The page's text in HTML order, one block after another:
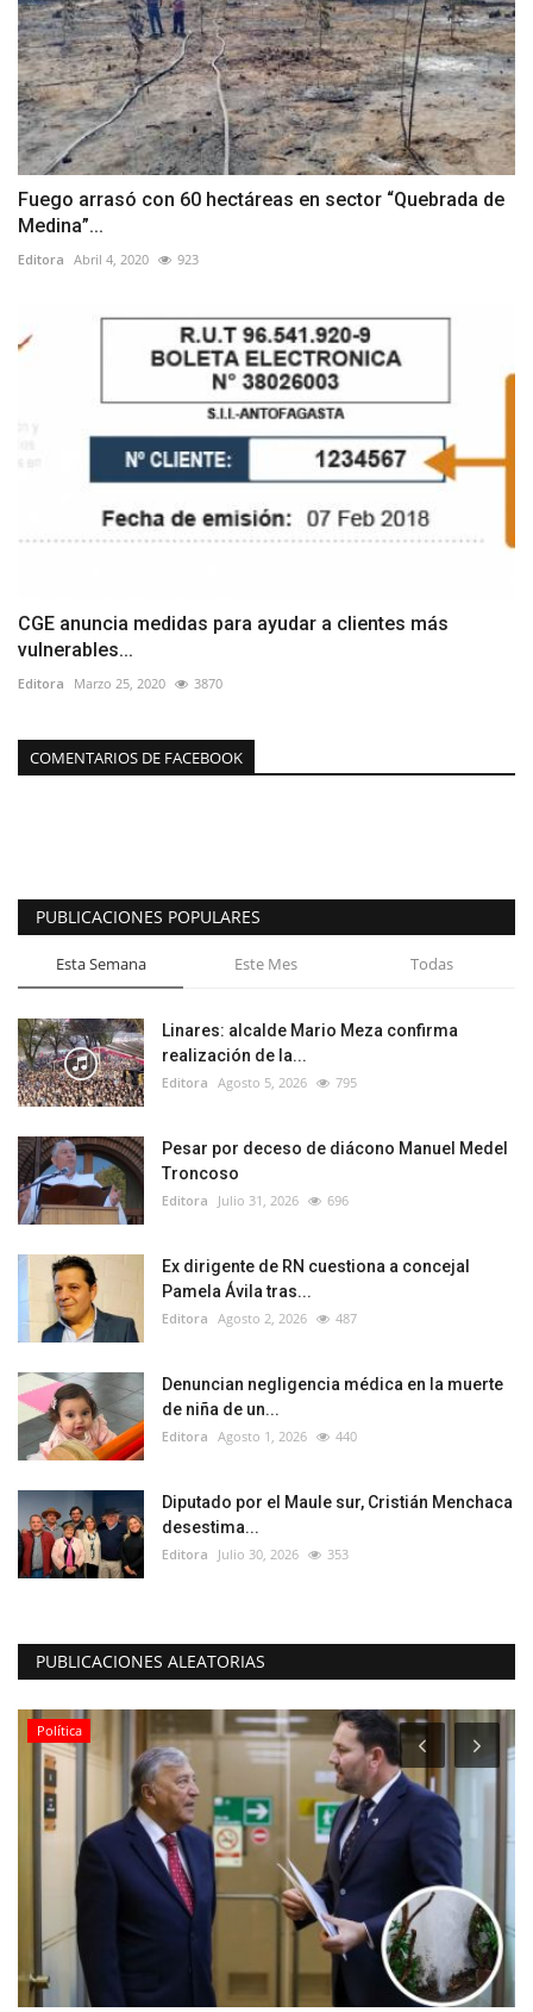
Fuego arrasó con 60 hectáreas en sector “Quebrada de
Medina”...
Editora Abril 4, 2020 923
CGE anuncia medidas para ayudar a clientes más
vulnerables...
Editora Marzo 25, 2020 3870
COMENTARIOS DE FACEBOOK
PUBLICACIONES POPULARES
Esta Semana Este Mes Todas
Linares: alcalde Mario Meza confirma
realización de la...
Editora Agosto 5, 2026 795
Pesar por deceso de diácono Manuel Medel
Troncoso
Editora Julio 31, 2026 696
Ex dirigente de RN cuestiona a concejal
Pamela Ávila tras...
Editora Agosto 2, 2026 487
Denuncian negligencia médica en la muerte
de niña de un...
Editora Agosto 1, 2026 440
Diputado por el Maule sur, Cristián Menchaca
desestima...
Editora Julio 30, 2026 353
PUBLICACIONES ALEATORIAS
Política